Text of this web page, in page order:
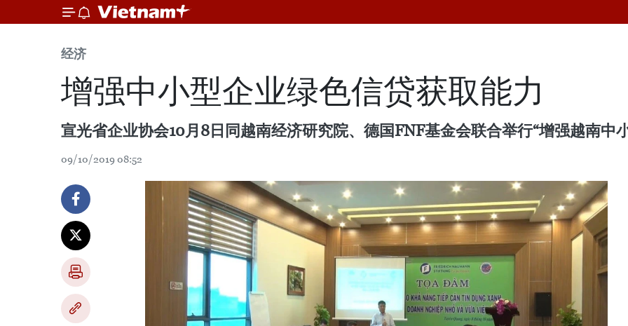
经济
增强中小型企业绿色信贷获取能力
宣光省企业协会10月8日同越南经济研究院、德国FNF基金会联合举行“增强越南中
09/10/2019 08:52